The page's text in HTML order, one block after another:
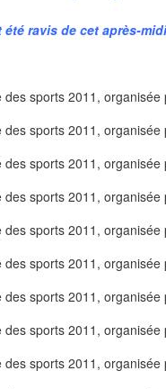
ravis de cet après-